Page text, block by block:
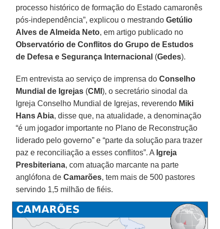
processo histórico de formação do Estado camaronês
pós-independência”, explicou o mestrandoGetúlio
Alves de Almeida Neto, em artigo publicado no
Observatório de Conflitos do Grupo de Estudos
de Defesa e Segurança Internacional (Gedes).
Em entrevista ao serviço de imprensa doConselho
Mundial de Igrejas (CMI), o secretário sinodal da
Igreja Conselho Mundial de Igrejas, reverendo Miki
Hans Abia, disse que, na atualidade, a denominação
“é um jogador importante no Plano de Reconstrução
liderado pelo governo” e “parte da solução para trazer
paz e reconciliação a esses conflitos”. A Igreja
Presbiteriana, com atuação marcante na parte
anglófona deCamarões, tem mais de 500 pastores
servindo 1,5 milhão de fiéis.